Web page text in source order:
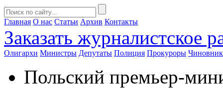
Главная О нас Статьи Архив Контакты
Заказать журналистское
Олигархи Министры Депутаты Полиция Прокуроры
Польский премьер-